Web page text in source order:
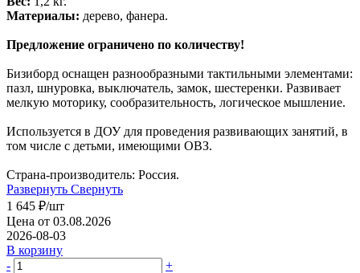
Материалы: дерево, фанера.
Предложение ограничено по количеству!
Бизиборд оснащен разнообразными тактильными элементами:
пазл, шнуровка, выключатель, замок, шестеренки. Развивает
мелкую моторику, сообразительность, логическое мышление.
Используется в ДОУ для проведения развивающих занятий, в
том числе с детьми, имеющими ОВЗ.
Страна-производитель: Россия.
Развернуть Свернуть
1 645 ₽/шт
Цена от 03.08.2026
2026-08-03
В корзину
-
+